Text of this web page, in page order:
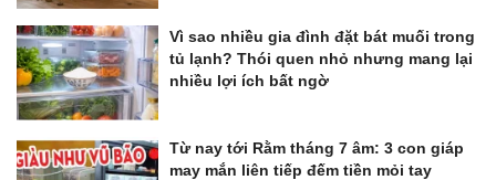
Vì sao nhiều gia đình đặt bát muối trong
tủ lạnh? Thói quen nhỏ nhưng mang lại
nhiều lợi ích bất ngờ
Từ nay tới Rằm tháng 7 âm: 3 con giáp
may mắn liên tiếp đếm tiền mỏi tay